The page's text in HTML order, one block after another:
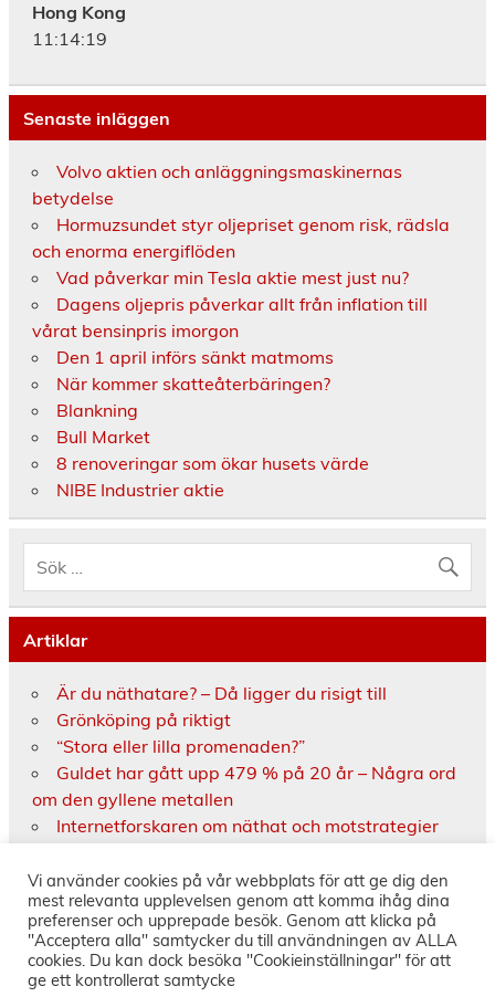
Hong Kong
11:14:20
Senaste inläggen
Volvo aktien och anläggningsmaskinernas
betydelse
Hormuzsundet styr oljepriset genom risk, rädsla
och enorma energiflöden
Vad påverkar min Tesla aktie mest just nu?
Dagens oljepris påverkar allt från inflation till
vårat bensinpris imorgon
Den 1 april införs sänkt matmoms
När kommer skatteåterbäringen?
Blankning
Bull Market
8 renoveringar som ökar husets värde
NIBE Industrier aktie
Artiklar
Är du näthatare? – Då ligger du risigt till
Grönköping på riktigt
“Stora eller lilla promenaden?”
Guldet har gått upp 479 % på 20 år – Några ord
om den gyllene metallen
Internetforskaren om näthat och motstrategier
Källkritikens dag
Historien om BoKlok – De tre kvinnorna som
förverkligade visionen
Vi använder cookies på vår webbplats för att ge dig den
mest relevanta upplevelsen genom att komma ihåg dina
preferenser och upprepade besök. Genom att klicka på
"Acceptera alla" samtycker du till användningen av ALLA
cookies. Du kan dock besöka "Cookieinställningar" för att
ge ett kontrollerat samtycke